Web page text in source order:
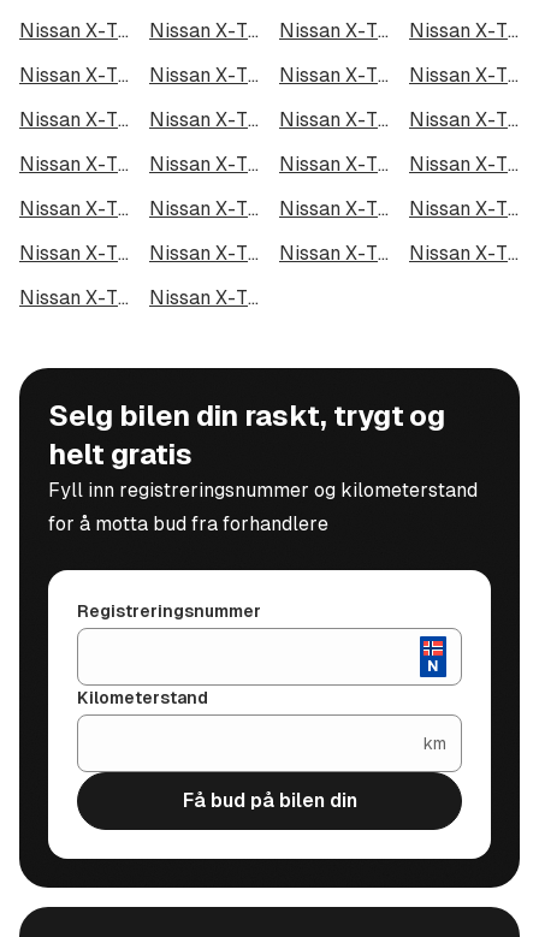
Nissan X-Trail e-4ORCE i Kristiansand
Nissan X-Trail e-4ORCE i Fredrikstad Nissan X-Trail e-4ORCE i Drammen
Nissan X-Trail e-4ORCE i Skien
Nissan X-Trail e-4ORCE i Tromsø
Nissan X-Trail e-4ORCE i Ålesund Nissan X-Trail e-4ORCE i Moss
Nissan X-Trail e-4ORCE i Porsgrunn
Nissan X-Trail e-4ORCE i Bodø
Nissan X-Trail e-4ORCE i Arendal Nissan X-Trail e-4ORCE i Hamar
Nissan X-Trail e-4ORCE i Larvik
Nissan X-Trail e-4ORCE i Halden
Nissan X-Trail e-4ORCE i Lillehammer Nissan X-Trail e-4ORCE i Molde
Nissan X-Trail e-4ORCE i Kongsberg
Nissan X-Trail e-4ORCE i Harstad
Nissan X-Trail e-4ORCE i Gjøvik Nissan X-Trail e-4ORCE i Sarpsborg
Nissan X-Trail e-4ORCE i Sandefjord
Nissan X-Trail e-4ORCE i Kristiansund
Nissan X-Trail e-4ORCE i Tromsdalen Nissan X-Trail e-4ORCE i Narvik
Nissan X-Trail e-4ORCE i Steinkjer
Nissan X-Trail e-4ORCE i Haugesund
Nissan X-Trail e-4ORCE i Alta
Selg bilen din raskt, trygt og
helt gratis
Fyll inn registreringsnummer og kilometerstand
for å motta bud fra forhandlere
Registreringsnummer
Kilometerstand
km
Få bud på bilen din